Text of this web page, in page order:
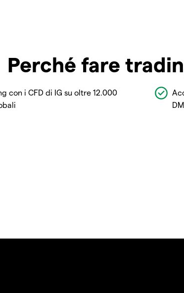
Perché fare
con i CFD di IG su oltre 12.000